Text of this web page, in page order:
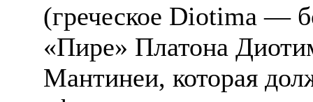
(греческое Diotima —
«Пире» Платона
Мантинеи, которая